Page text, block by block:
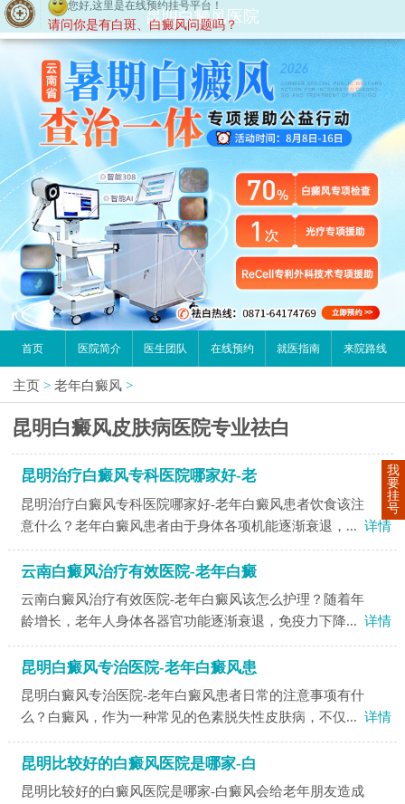
昆明白癜风医院
首页 医院简介 医生团队 在线预约 就医指南 来院路线
主页 > 老年白癜风 >
昆明白癜风皮肤病医院专业祛白
昆明治疗白癜风专科医院哪家好-老
昆明治疗白癜风专科医院哪家好-老年白癜风患者饮食该注
意什么？老年白癜风患者由于身体各项机能逐渐衰退，... 详情
云南白癜风治疗有效医院-老年白癜
云南白癜风治疗有效医院-老年白癜风该怎么护理？随着年
龄增长，老年人身体各器官功能逐渐衰退，免疫力下降... 详情
昆明白癜风专治医院-老年白癜风患
昆明白癜风专治医院-老年白癜风患者日常的注意事项有什
么？白癜风，作为一种常见的色素脱失性皮肤病，不仅... 详情
昆明比较好的白癜风医院是哪家-白
昆明比较好的白癜风医院是哪家-白癜风会给老年朋友造成
我
要
挂
号
您好,这里是在线预约挂号平台！
请问你是有白斑、白癜风问题吗？